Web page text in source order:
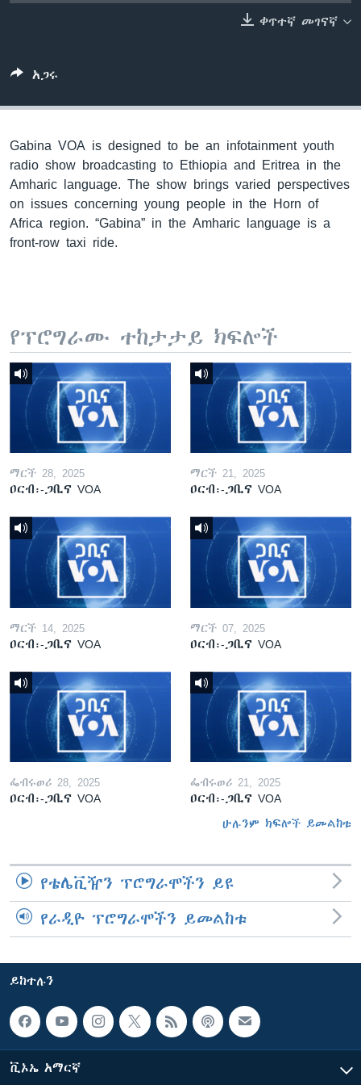
ቀጥተኛ መገናኛ
አጋሩ
Gabina VOA is designed to be an infotainment youth
radio show broadcasting to Ethiopia and Eritrea in the
Amharic language. The show brings varied perspectives
on issues concerning young people in the Horn of
Africa region. “Gabina” in the Amharic language is a
front-row taxi ride.
የፕሮግራሙ ተከታታይ ክፍሎች
ማርች 28, 2025
ዐርብ፡-ጋቢና VOA
ማርች 21, 2025
ዐርብ፡-ጋቢና VOA
ማርች 14, 2025
ዐርብ፡-ጋቢና VOA
ማርች 07, 2025
ዐርብ፡-ጋቢና VOA
ፌብሩወሪ 28, 2025
ዐርብ፡-ጋቢና VOA
ፌብሩወሪ 21, 2025
ዐርብ፡-ጋቢና VOA
ሁሉንም ክፍሎች ይመልከቱ
የቴሌቪዥን ፕሮግራሞችን ይዩ
የራዲዮ ፕሮግራሞችን ይመልከቱ
ይከተሉን
ቪኦኤ አማርኛ